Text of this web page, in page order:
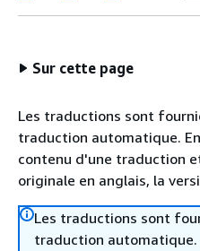
Sur cette page
Les traductions sont
traduction automatique.
contenu d'une traduction
originale en anglais, la
Les traductions sont
traduction